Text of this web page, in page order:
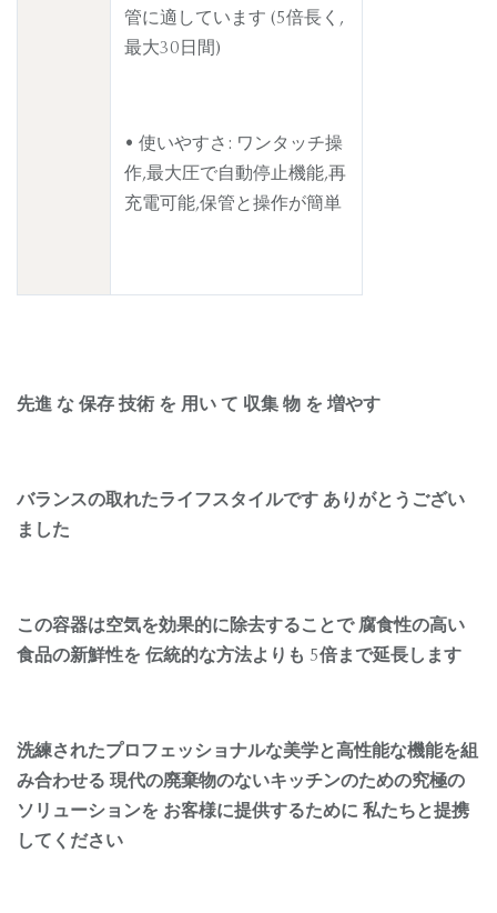
管に適しています (5倍長く,
最大30日間)
• 使いやすさ: ワンタッチ操
作,最大圧で自動停止機能,再
充電可能,保管と操作が簡単
先進 な 保存 技術 を 用い て 収集 物 を 増やす
バランスの取れたライフスタイルです ありがとうござい
ました
この容器は空気を効果的に除去することで 腐食性の高い
食品の新鮮性を 伝統的な方法よりも 5倍まで延長します
洗練されたプロフェッショナルな美学と高性能な機能を組
み合わせる 現代の廃棄物のないキッチンのための究極の
ソリューションを お客様に提供するために 私たちと提携
してください